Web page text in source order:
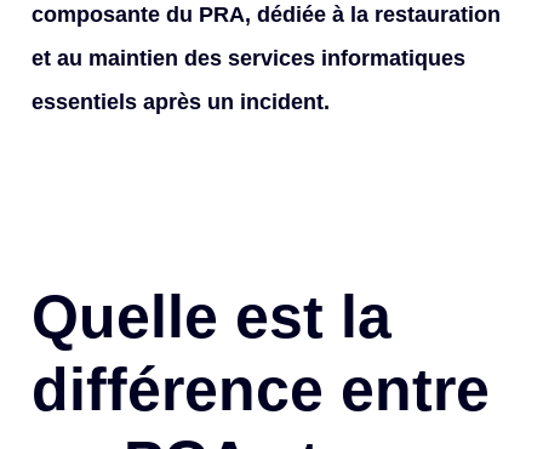
composante du PRA, dédiée à la restauration
et au maintien des services informatiques
essentiels après un incident.
Quelle est la
différence entre